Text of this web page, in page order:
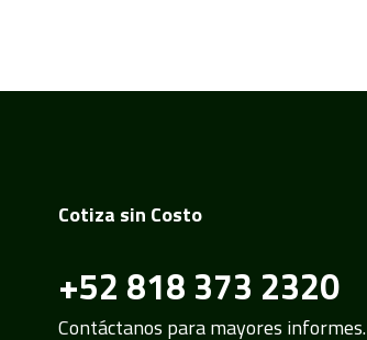
Cotiza sin Costo
+52 818 373 2320
Contáctanos para mayores informes.